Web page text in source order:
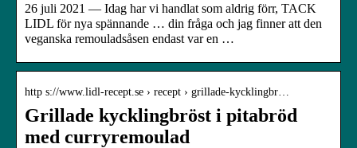
26 juli 2021 — Idag har vi handlat som aldrig förr, TACK
LIDL för nya spännande … din fråga och jag finner att den
veganska remouladsåsen endast var en …
http s://www.lidl-recept.se › recept › grillade-kycklingbr…
Grillade kycklingbröst i pitabröd
med curryremoulad